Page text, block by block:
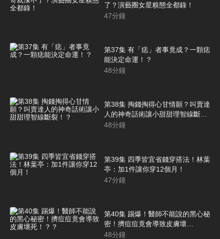
了？演藝圈女星糗態全都錄！
47分鐘
第37集 有「痣」者事竟成？一顆痣
能決定命運！？
48分鐘
第38集 掏錢掏得心甘情願？叫賣達
人的神奇話術讓小甜甜理智線斷
裂！？
48分鐘
第39集 四季皆宜省錢穿搭法！林葉
亭：加1件讓你穿12個月！
47分鐘
第40集 踢爆！醫師不能說的黑心秘
密！擠痘痘竟會導致皮膚壞
死！？？
48分鐘